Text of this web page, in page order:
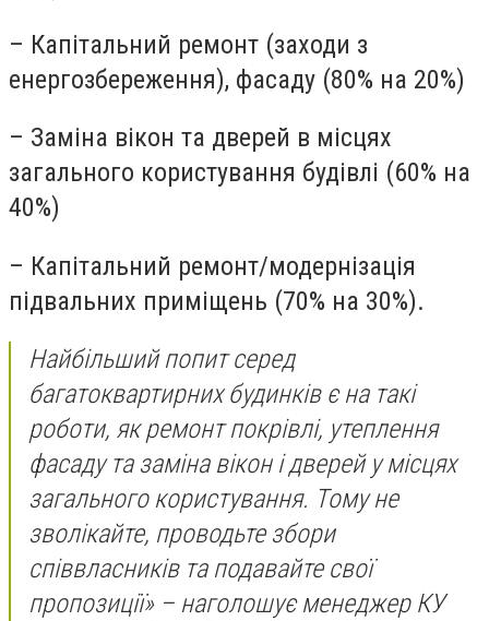
– Капітальний ремонт (заходи з
енергозбереження), фасаду (80% на 20%)
– Заміна вікон та дверей в місцях
загального користування будівлі (60% на
40%)
– Капітальний ремонт/модернізація
підвальних приміщень (70% на 30%).
Найбільший попит серед
багатоквартирних будинків є на такі
роботи, як ремонт покрівлі, утеплення
фасаду та заміна вікон і дверей у місцях
загального користування. Тому не
зволікайте, проводьте збори
співвласників та подавайте свої
пропозиції» – наголошує менеджер КУ